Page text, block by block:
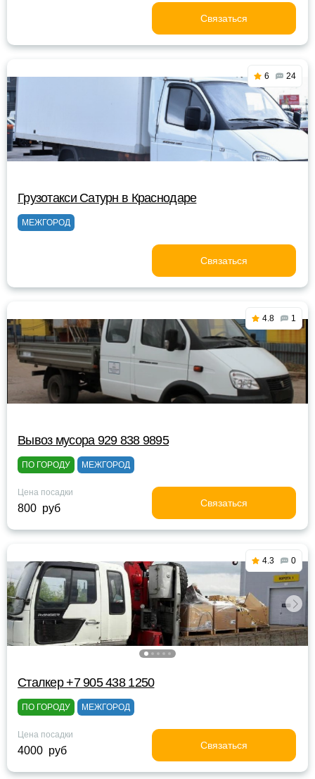
Связаться
6 24
Грузотакси Сатурн в Краснодаре
МЕЖГОРОД
Связаться
4.8 1
Вывоз мусора 929 838 9895
ПО ГОРОДУ МЕЖГОРОД
Цена посадки
800 руб Связаться
4.3 0
Сталкер +7 905 438 1250
ПО ГОРОДУ МЕЖГОРОД
Цена посадки
4000 руб Связаться